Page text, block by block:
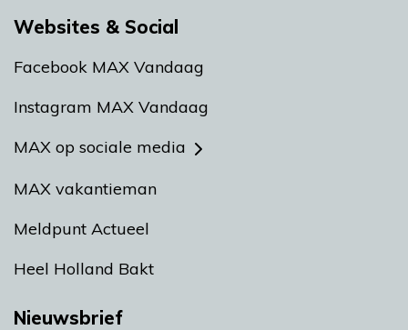
Websites & Social
Facebook MAX Vandaag
Instagram MAX Vandaag
MAX op sociale media
MAX vakantieman
Meldpunt Actueel
Heel Holland Bakt
Nieuwsbrief